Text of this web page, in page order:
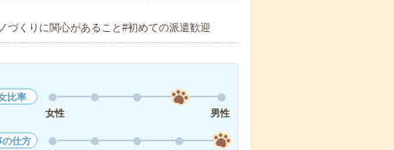
くりに関心があること#初めての派遣歓迎
比率
女性
男性
の仕方